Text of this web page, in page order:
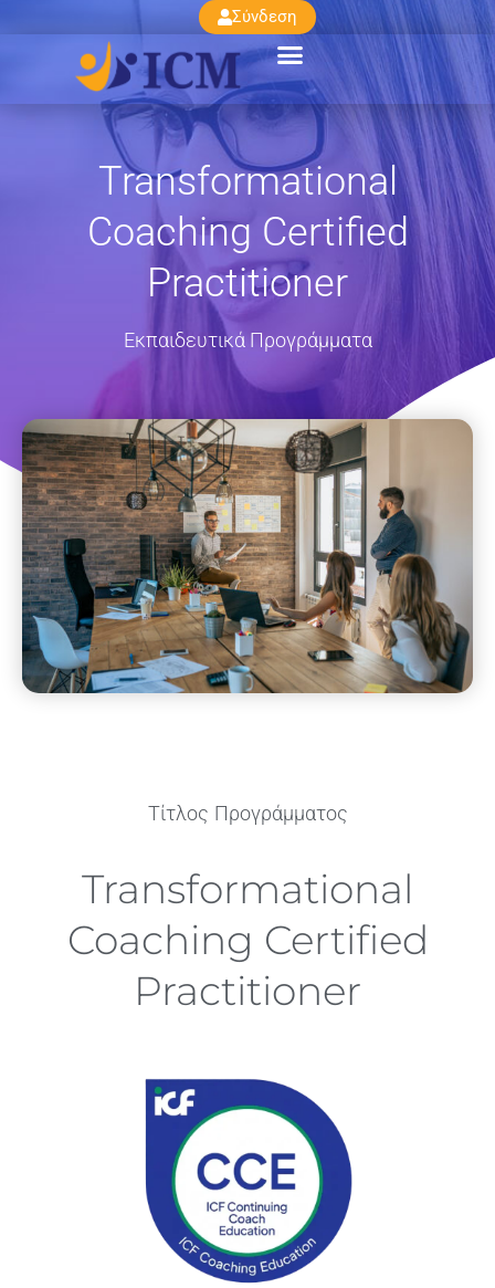
Σύνδεση
Transformational
Coaching Certified
Practitioner
Εκπαιδευτικά Προγράμματα
Τίτλος Προγράμματος
Transformational
Coaching Certified
Practitioner